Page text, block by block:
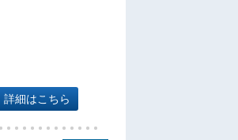
詳細はこちら